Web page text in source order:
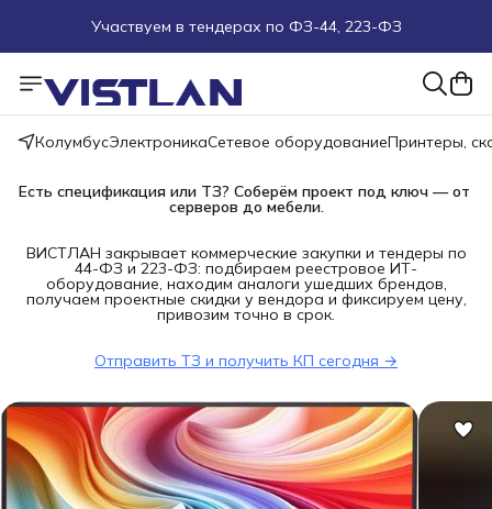
Участвуем в тендерах по ФЗ-44, 223-ФЗ
КолумбусЭлектроникаСетевое оборудованиеПринтеры,
Есть спецификация или ТЗ? Соберём проект под ключ — от
серверов до мебели.
ВИСТЛАН закрывает коммерческие закупки и тендеры по
44-ФЗ и 223-ФЗ: подбираем реестровое ИТ-
оборудование, находим аналоги ушедших брендов,
получаем проектные скидки у вендора и фиксируем цену,
привозим точно в срок.
Отправить ТЗ и получить КП сегодня →